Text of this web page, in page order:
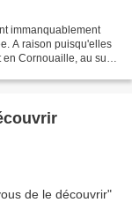
immanquablement
A raison puisqu'elles
Cornouaille, au sud-